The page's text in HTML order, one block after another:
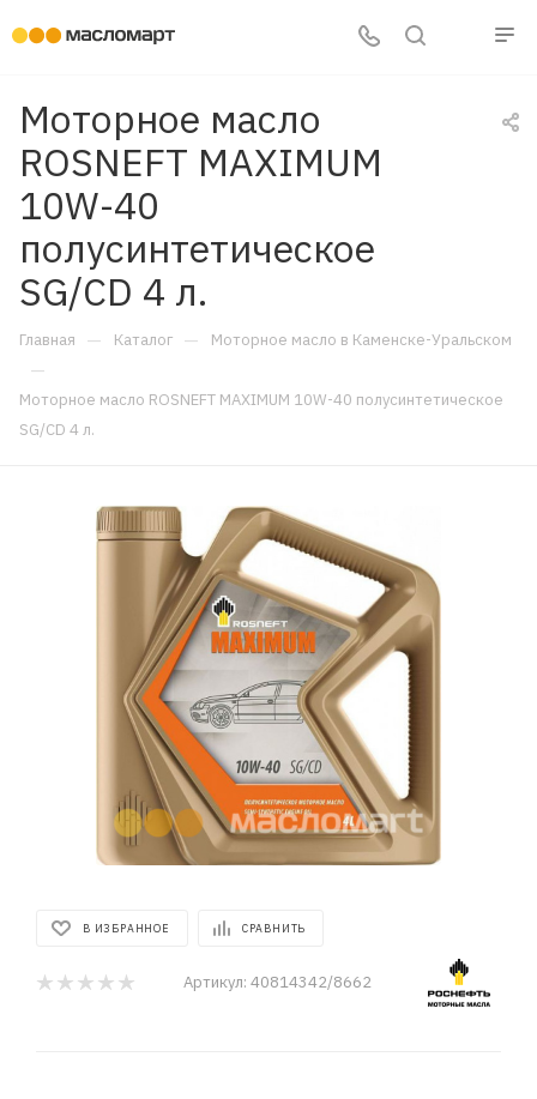
Моторное масло
ROSNEFT MAXIMUM
10W-40
полусинтетическое
SG/CD 4 л.
Главная — Каталог — Моторное масло в Каменске-Уральском
—
Моторное масло ROSNEFT MAXIMUM 10W-40 полусинтетическое
SG/CD 4 л.
В ИЗБРАННОЕ СРАВНИТЬ
Артикул: 40814342/8662